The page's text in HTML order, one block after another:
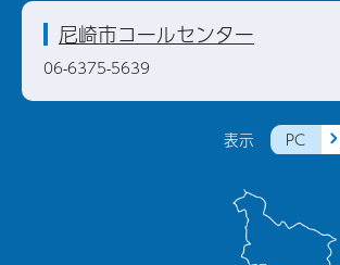
表示 PC
尼崎市コールセンター
06-6375-5639